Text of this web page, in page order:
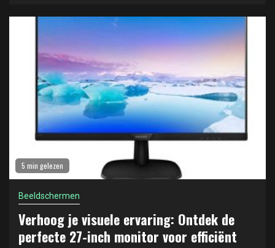
5 min gelezen
Beeldschermen
Verhoog je visuele ervaring: Ontdek de
perfecte 27-inch monitor voor efficiënt